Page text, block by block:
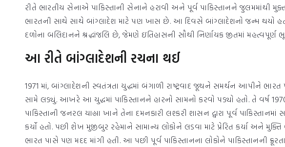
રીતે ભારતીય સેનાએ પાકિસ્તાની સેનાને હરાવી અને પૂર્વ પાકિસ્તાનને જુલમમાંથી
ભારતની સાથે સાથે બાંગ્લાદેશ માટે પણ ખાસ છે. આ દિવસે બાંગ્લાદેશનો જન્મ થયો
દળોના બલિદાનને શ્રદ્ધાંજલિ છે, જેમણે ઇતિહાસની સૌથી નિર્ણાયક જીતમાં મહત્વપૂર્ણ
આ રીતે બાંગ્લાદેશની રચના થઈ
1971 માં, બાંગ્લાદેશની સ્વતંત્રતા યુદ્ધમાં બંગાળી રાષ્ટ્રવાદ જૂથને સમર્થન આપીને ભારત
સામે લડ્યું. આખરે આ યુદ્ધમાં પાકિસ્તાનને હારનો સામનો કરવો પડ્યો હતો. તે વર્ષ
પાકિસ્તાની જનરલ યાહ્યા ખાને તેના દમનકારી લશ્કરી શાસન દ્વારા પૂર્વ પાકિસ્તાનમાં
કર્યો હતો. પછી શેખ મુજીબુર રહેમાને સામાન્ય લોકોને લડવા માટે પ્રેરિત કર્યા અને
ભારત પાસે પણ મદદ માંગી હતી. આ પછી પૂર્વ પાકિસ્તાનના લોકોને પાકિસ્તાનની